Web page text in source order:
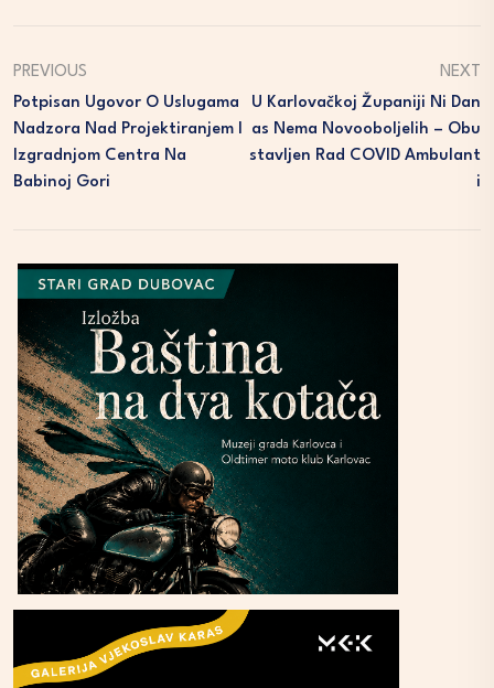
PREVIOUS
Potpisan Ugovor O Uslugama
Nadzora Nad Projektiranjem I
Izgradnjom Centra Na
Babinoj Gori
NEXT
U Karlovačkoj Županiji Ni Dan
As Nema Novooboljelih – Obu
Stavljen Rad COVID Ambulant
I